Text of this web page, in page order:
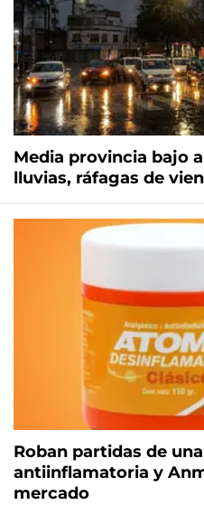
Media provincia bajo
lluvias, ráfagas de
Roban partidas de
antiinflamatoria y
mercado